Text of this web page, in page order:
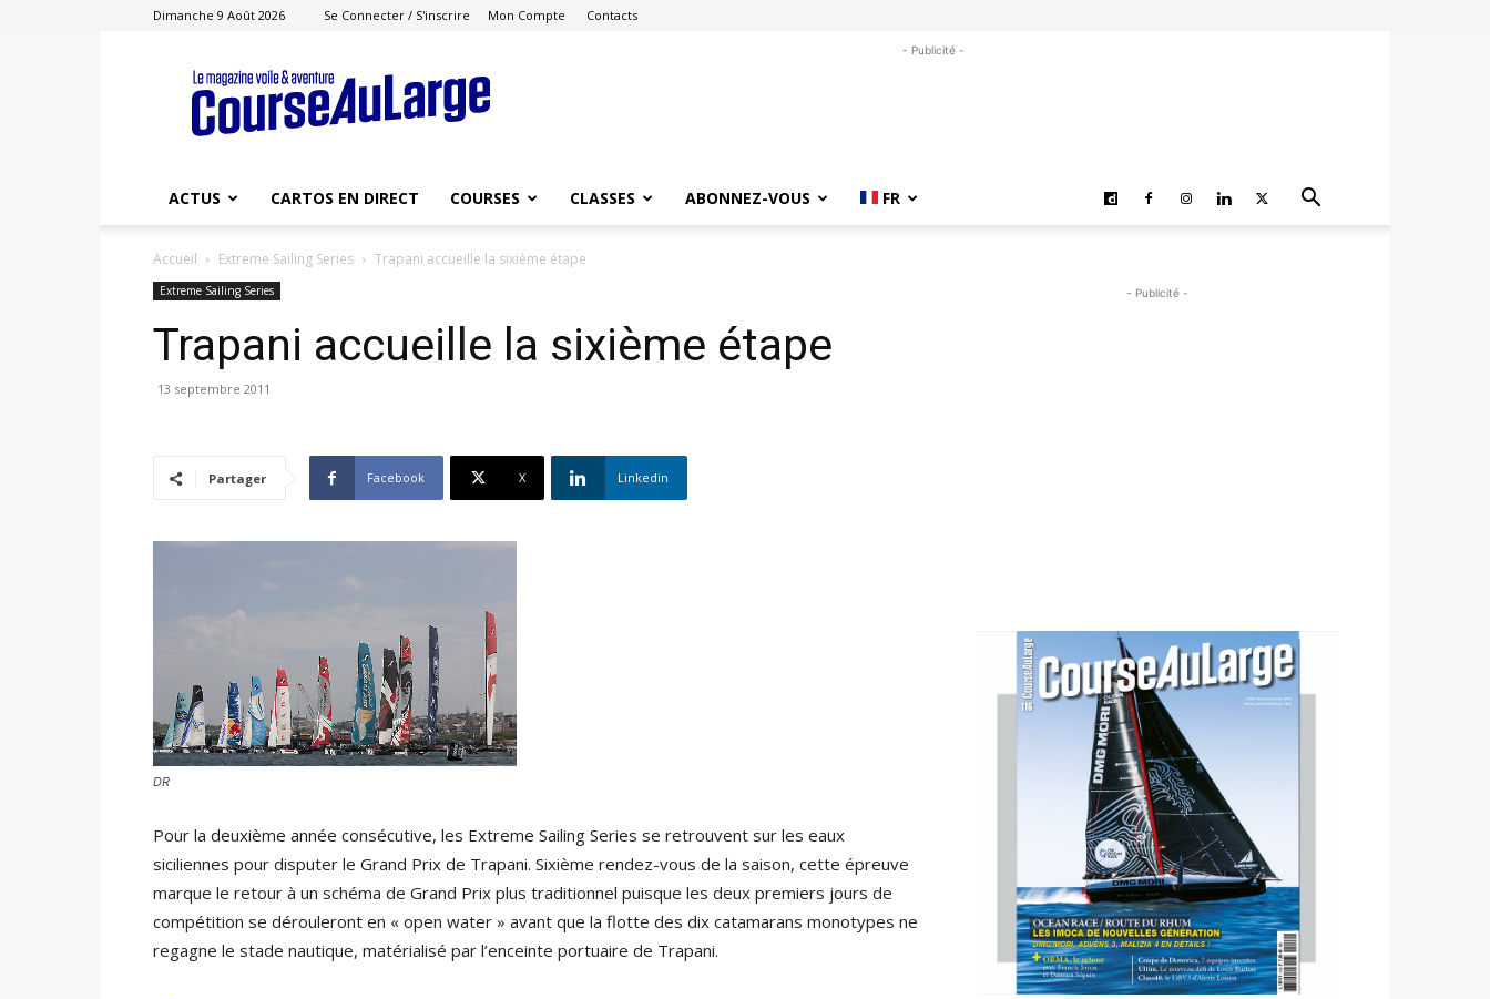
Dimanche 9 Août 2026 Se Connecter / S'inscrire Mon Compte Contacts
Course
au
Large
- Publicité -
ACTUS CARTOS EN DIRECT COURSES CLASSES ABONNEZ-VOUS FR
Accueil Extreme Sailing Series Trapani accueille la sixième étape
Extreme Sailing Series
Trapani accueille la sixième étape
13 septembre 2011
Partager Facebook X Linkedin
DR
Pour la deuxième année consécutive, les Extreme Sailing Series se retrouvent sur les eaux
siciliennes pour disputer le Grand Prix de Trapani. Sixième rendez-vous de la saison, cette épreuve
marque le retour à un schéma de Grand Prix plus traditionnel puisque les deux premiers jours de
compétition se dérouleront en « open water » avant que la flotte des dix catamarans monotypes ne
regagne le stade nautique, matérialisé par l’enceinte portuaire de Trapani.
- Publicité -